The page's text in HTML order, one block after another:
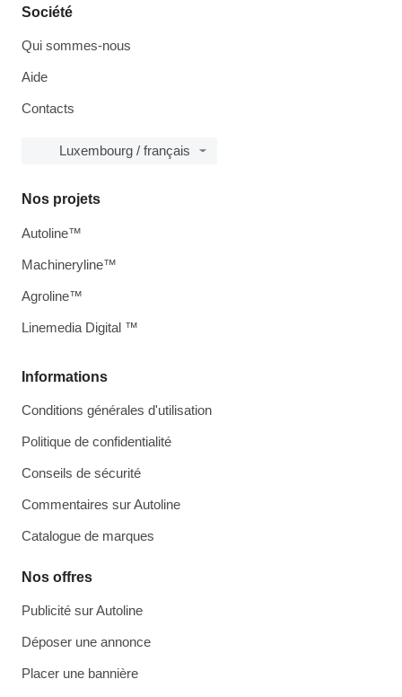
Société
Qui sommes-nous
Aide
Contacts
Luxembourg / français
Informations
Conditions générales d'utilisation
Politique de confidentialité
Conseils de sécurité
Commentaires sur Autoline
Catalogue de marques
Nos offres
Publicité sur Autoline
Déposer une annonce
Placer une bannière
Nos projets
Autoline™
Machineryline™
Agroline™
Linemedia Digital ™